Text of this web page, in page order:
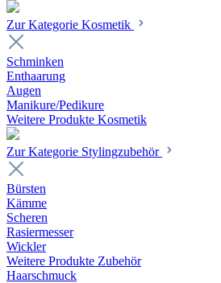
Zur Kategorie Kosmetik
Schminken
Enthaarung
Augen
Manikure/Pedikure
Weitere Produkte Kosmetik
Zur Kategorie Stylingzubehör
Bürsten
Kämme
Scheren
Rasiermesser
Wickler
Weitere Produkte Zubehör
Haarschmuck